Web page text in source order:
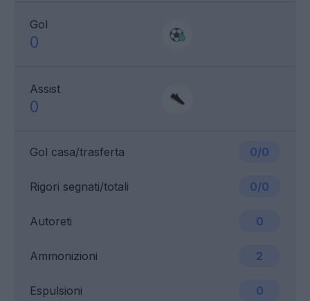
Gol
0
Assist
0
Gol casa/trasferta 0/0
Ammonizioni 2
Rigori segnati/totali 0/0
Espulsioni 0
Autoreti 0